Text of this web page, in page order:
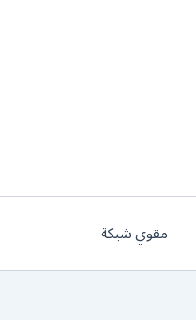
مقوي شبكة